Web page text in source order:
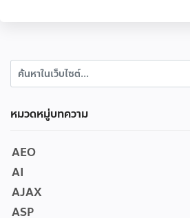
หมวดหมู่บทความ
AEO
AI
AJAX
ASP